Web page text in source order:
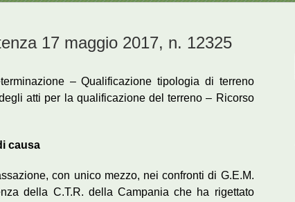
17 maggio 2017, n. 12325
– Qualificazione tipologia di terreno
atti per la qualificazione del terreno – Ricorso
causa
con unico mezzo, nei confronti di G.E.M.
della C.T.R. della Campania che ha rigettato